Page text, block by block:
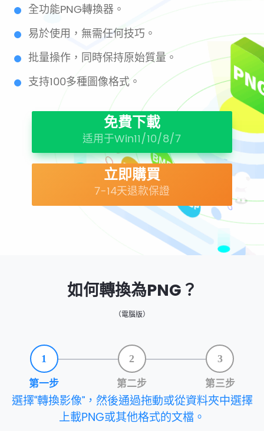
全功能PNG轉換器。
易於使用，無需任何技巧。
批量操作，同時保持原始質量。
支持100多種圖像格式。
免費下載
适用于Win11/10/8/7
立即購買
7-14天退款保證
如何轉換為PNG？
（電腦版）
1
第一步
2
第二步
3
第三步
選擇“轉換影像”，然後通過拖動或從資料夾中選擇
上載PNG或其他格式的文檔。